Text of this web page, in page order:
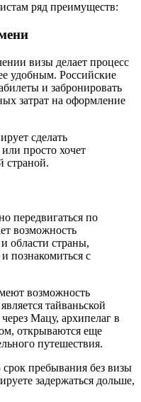
ряд преимуществ:
визы делает процесс
удобным. Российские
и забронировать
затрат на оформление
сделать
просто хочет
страной.
передвигаться по
возможность
области страны,
познакомиться с
возможность
тайваньской
Мацу, архипелаг в
открываются еще
путешествия.
пребывания без визы
задержаться дольше,